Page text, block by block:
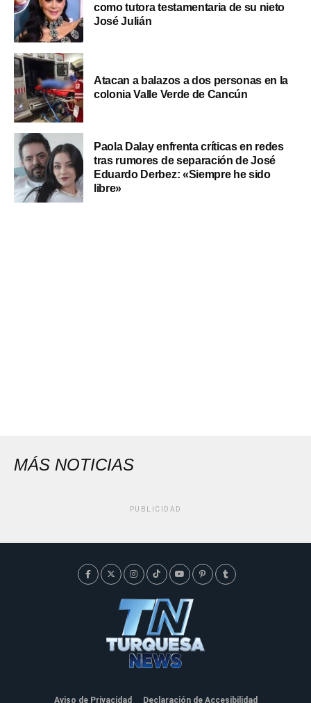
como tutora testamentaria de su nieto
José Julián
Atacan a balazos a dos personas en la
colonia Valle Verde de Cancún
Paola Dalay enfrenta críticas en redes
tras rumores de separación de José
Eduardo Derbez: «Siempre he sido
libre»
MÁS NOTICIAS
PUBLICIDAD
Aviso de Privacidad Declaración de Accesibilidad